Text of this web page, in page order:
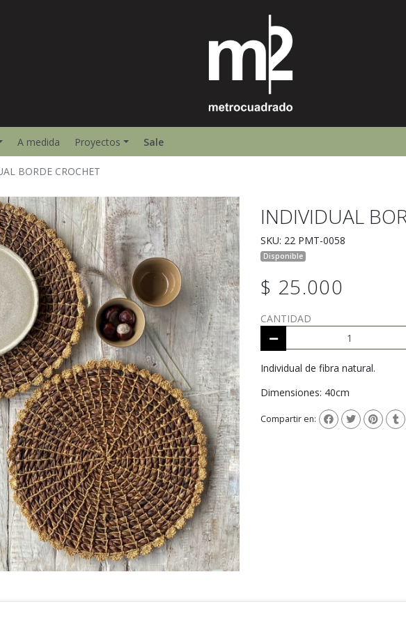
A medida Proyectos Sale
BORDE CROCHET
INDIVIDUAL
SKU: 22 PMT-0058
Disponible
$ 25.000
CANTIDAD
Individual de fibra natural.
Dimensiones: 40cm
Compartir en: